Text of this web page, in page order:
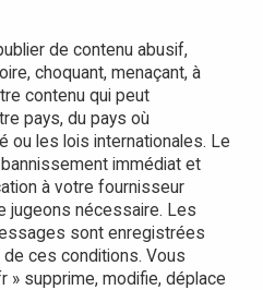
de contenu abusif,
choquant, menaçant, à
contenu qui peut
pays, du pays où
ou les lois internationales. Le
immédiat et
à votre fournisseur
jugeons nécessaire. Les
sont enregistrées
ces conditions. Vous
» supprime, modifie, déplace